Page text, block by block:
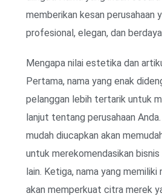
memberikan kesan perusahaan
profesional, elegan, dan
Mengapa nilai estetika dan
Pertama, nama yang enak
pelanggan lebih tertarik untuk
lanjut tentang perusahaan
mudah diucapkan akan
untuk merekomendasikan
lain. Ketiga, nama yang
akan memperkuat citra merek